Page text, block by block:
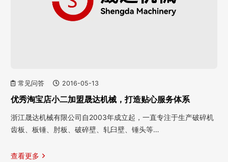
常见问答 2016-05-13
优秀淘宝店小二加盟晟达机械，打造贴心服务体系
浙江晟达机械有限公司自2003年成立起，一直专注于生产破碎机
齿板、板锤、肘板、破碎壁、轧臼壁、锤头等…
查看更多